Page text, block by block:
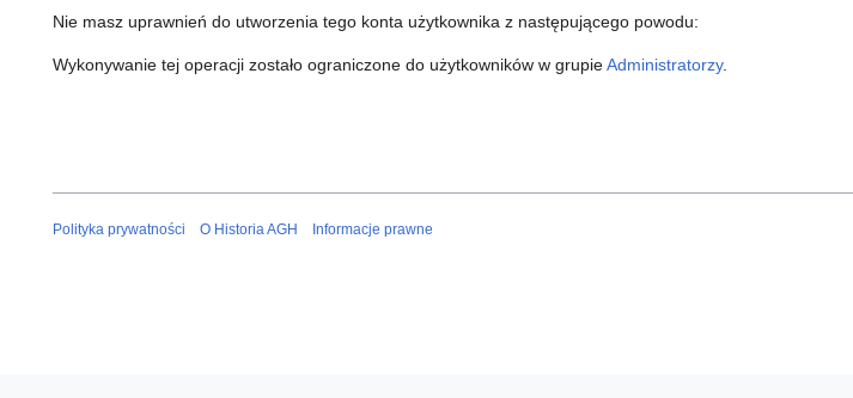
Nie masz uprawnień do utworzenia tego konta użytkownika z następującego powodu:
Wykonywanie tej operacji zostało ograniczone do użytkowników w grupieAdministratorzy.
Polityka prywatności O Historia AGH Informacje prawne